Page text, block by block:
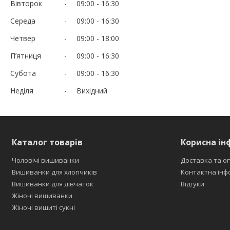
Вівторок
09:00
16:30
Середа
09:00
16:30
Четвер
09:00
18:00
Пʼятниця
09:00
16:30
Субота
09:00
16:30
Неділя
Вихідний
Каталог товарів
Чоловічі вишиванки
Вишиванки для хлопчиків
Вишиванки для дівчаток
Жіночі вишиванки
Жіночі вишиті сукні
Корисна
Доставка та
Контактна
Відгуки